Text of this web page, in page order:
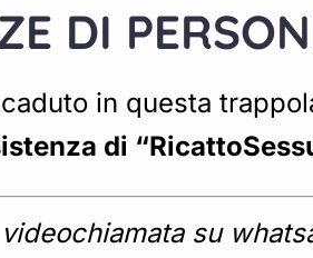
DI
in questa
di
su